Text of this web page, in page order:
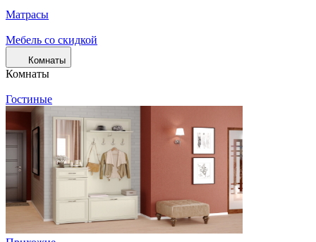
Матрасы
Мебель со скидкой
Комнаты
Комнаты
Гостиные